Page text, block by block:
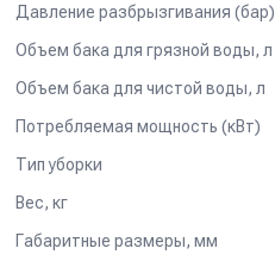
Давление разбрызгивания (бар)
Объем бака для грязной воды, л
Объем бака для чистой воды, л
Потребляемая мощность (кВт)
Тип уборки
Вес, кг
Габаритные размеры, мм